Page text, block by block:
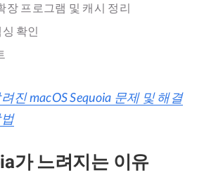
장 프로그램 및 캐시 정리
확인
진 macOS Sequoia 문제 및 해결
가 느려지는 이유